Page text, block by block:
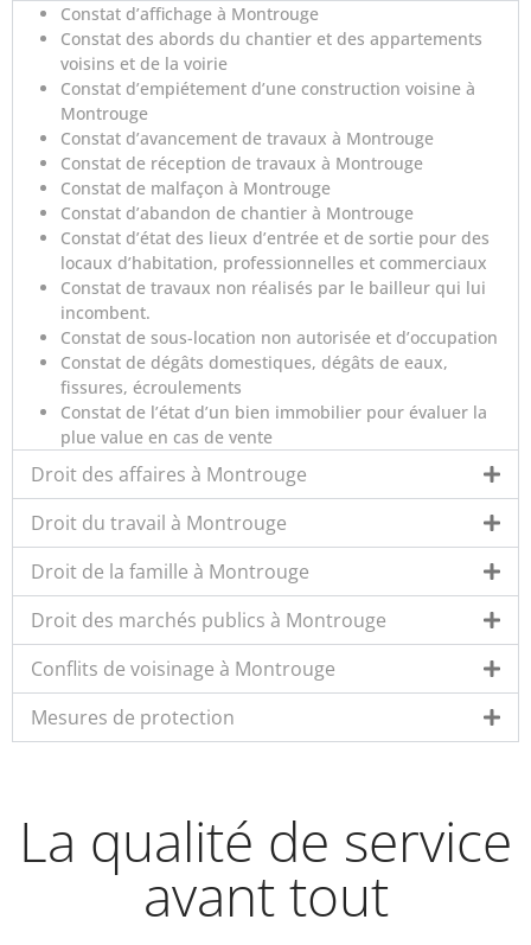
Constat d’affichage à Montrouge
Constat des abords du chantier et des appartements
voisins et de la voirie
Constat d’empiétement d’une construction voisine à
Montrouge
Constat d’avancement de travaux à Montrouge
Constat de réception de travaux à Montrouge
Constat de malfaçon à Montrouge
Constat d’abandon de chantier à Montrouge
Constat d’état des lieux d’entrée et de sortie pour des
locaux d’habitation, professionnelles et commerciaux
Constat de travaux non réalisés par le bailleur qui lui
incombent.
Constat de sous-location non autorisée et d’occupation
Constat de dégâts domestiques, dégâts de eaux,
fissures, écroulements
Constat de l’état d’un bien immobilier pour évaluer la
plue value en cas de vente
Droit des affaires à Montrouge
Droit du travail à Montrouge
Droit de la famille à Montrouge
Droit des marchés publics à Montrouge
Conflits de voisinage à Montrouge
Mesures de protection
La qualité de service
avant tout